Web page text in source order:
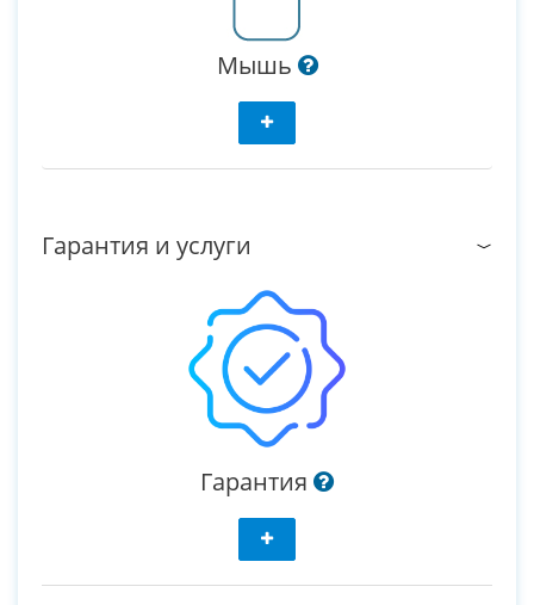
Мышь
Гарантия и услуги
Гарантия